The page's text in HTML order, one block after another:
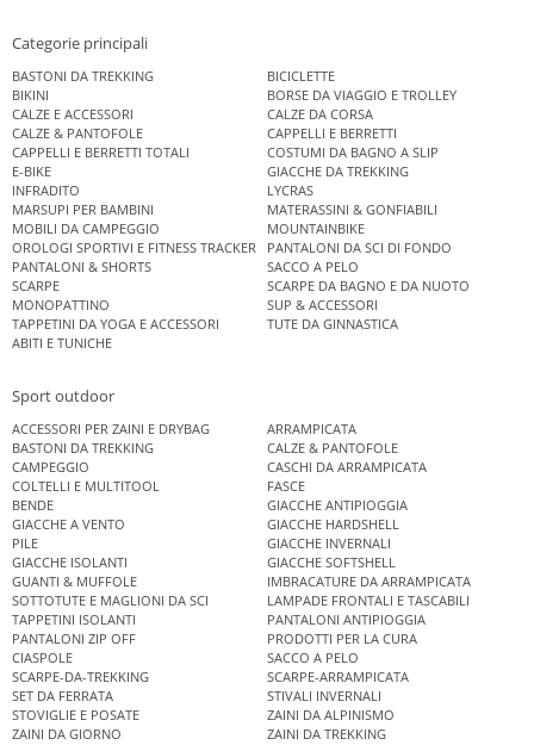
Categorie principali
BASTONI DA TREKKING
BICICLETTE
BIKINI
BORSE DA VIAGGIO E TROLLEY
CALZE E ACCESSORI
CALZE DA CORSA
CALZE & PANTOFOLE
CAPPELLI E BERRETTI
CAPPELLI E BERRETTI TOTALI
COSTUMI DA BAGNO A SLIP
E-BIKE
GIACCHE DA TREKKING
INFRADITO
LYCRAS
MARSUPI PER BAMBINI
MATERASSINI & GONFIABILI
MOBILI DA CAMPEGGIO
MOUNTAINBIKE
OROLOGI SPORTIVI E FITNESS TRACKER
PANTALONI DA SCI DI FONDO
PANTALONI & SHORTS
SACCO A PELO
SCARPE
SCARPE DA BAGNO E DA NUOTO
MONOPATTINO
SUP & ACCESSORI
TAPPETINI DA YOGA E ACCESSORI
TUTE DA GINNASTICA
ABITI E TUNICHE
Sport outdoor
ACCESSORI PER ZAINI E DRYBAG
ARRAMPICATA
BASTONI DA TREKKING
CALZE & PANTOFOLE
CAMPEGGIO
CASCHI DA ARRAMPICATA
COLTELLI E MULTITOOL
FASCE
BENDE
GIACCHE ANTIPIOGGIA
GIACCHE A VENTO
GIACCHE HARDSHELL
PILE
GIACCHE INVERNALI
GIACCHE ISOLANTI
GIACCHE SOFTSHELL
GUANTI & MUFFOLE
IMBRACATURE DA ARRAMPICATA
SOTTOTUTE E MAGLIONI DA SCI
LAMPADE FRONTALI E TASCABILI
TAPPETINI ISOLANTI
PANTALONI ANTIPIOGGIA
PANTALONI ZIP OFF
PRODOTTI PER LA CURA
CIASPOLE
SACCO A PELO
SCARPE-DA-TREKKING
SCARPE-ARRAMPICATA
SET DA FERRATA
STIVALI INVERNALI
STOVIGLIE E POSATE
ZAINI DA ALPINISMO
ZAINI DA GIORNO
ZAINI DA TREKKING